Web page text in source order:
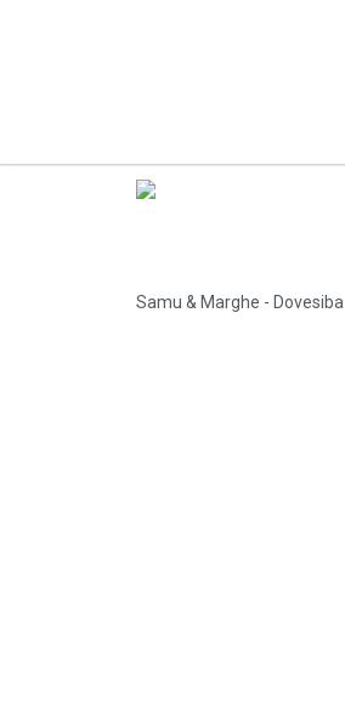
Samu & Marghe - Dovesiba